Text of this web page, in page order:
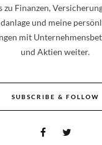
zu Finanzen,
und meine
mit
und Aktien weiter.
SUBSCRIBE & FOLLOW